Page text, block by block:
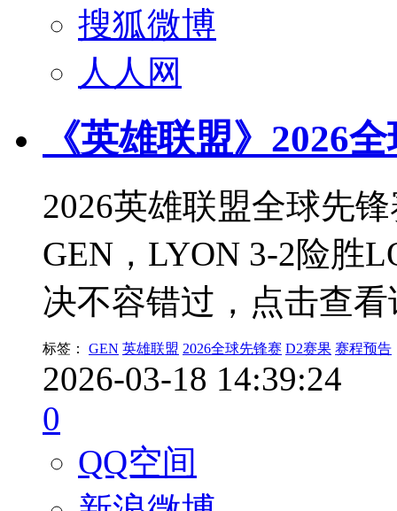
搜狐微博
人人网
《英雄联盟》2026
2026英雄联盟全球先
GEN，LYON 3-2险胜
决不容错过，点击查
标签： GEN 英雄联盟 2026全球先锋赛 D2赛果 赛程预告
2026-03-18 14:39:24
0
QQ空间